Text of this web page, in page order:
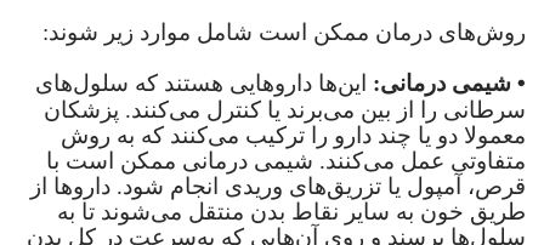
روش‌های درمان ممکن است شامل موارد زیر شوند:
• شیمی درمانی: این‌ها دارو‌هایی هستند که سلول‌های
سرطانی را از بین می‌برند یا کنترل می‌کنند. پزشکان
معمولا دو یا چند دارو را ترکیب می‌کنند که به روش
متفاوتی عمل می‌کنند. شیمی درمانی ممکن است با
قرص، آمپول یا تزریق‌های وریدی انجام شود. دارو‌ها از
طریق خون به سایر نقاط بدن منتقل می‌شوند تا به
سلول‌ها برسند و روی آن‌هایی که به‌سرعت در کل بدن